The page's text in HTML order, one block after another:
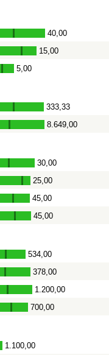
- 40,00
- 15,00
- 5,00
- 333,33
- 8.649,00
- 30,00
- 25,00
- 45,00
- 45,00
- 534,00
- 378,00
- 1.200,00
- 700,00
1.100,00